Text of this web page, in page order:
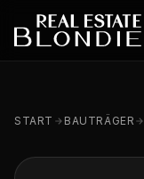
START BAUTRÄGER